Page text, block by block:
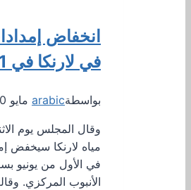
انخفاض
في لارنكا في 1 يونيو
بواسطةarabic مايو 30, 2022
وقال المجلس يوم
مياه لارنكا سيخفض
في الأول من يونيو
الأنبوب المركزي.